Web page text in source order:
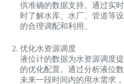
供准确的数据支持。通过实
时了解水库、水厂、管道等
的合理调配和利用。
优化水资源调度
液位计的数据为水资源调度
的优化配置。通过分析液位
未来一段时间内的用水需求